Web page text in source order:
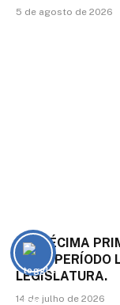
5 de agosto de 2026
11ª (DÉCIMA
DO 4º PERÍODO
LEGISLATURA.
14 de julho de 2026